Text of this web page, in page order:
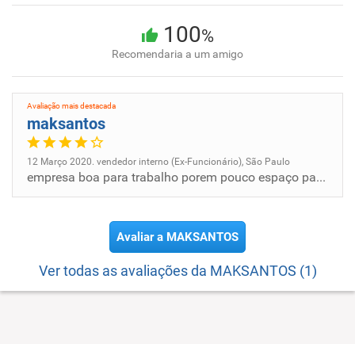
100%
Recomendaria a um amigo
Avaliação mais destacada
maksantos
12 Março 2020. vendedor interno (Ex-Funcionário), São Paulo
empresa boa para trabalho porem pouco espaço para crescer na empresa
Avaliar a MAKSANTOS
Ver todas as avaliações da MAKSANTOS (1)